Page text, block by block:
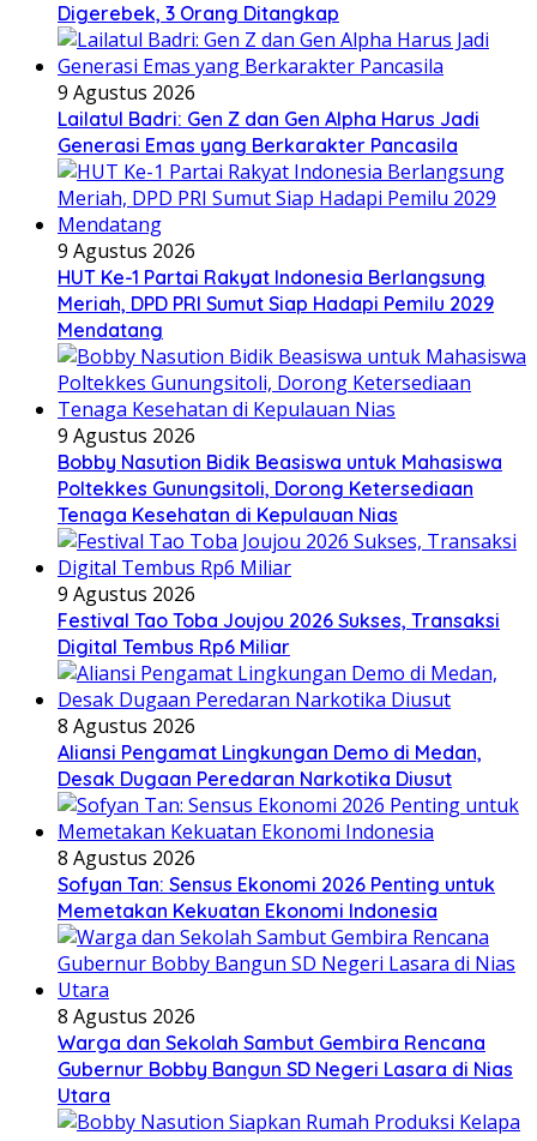
Digerebek, 3 Orang Ditangkap
9 Agustus 2026
Lailatul Badri: Gen Z dan Gen Alpha Harus Jadi
Generasi Emas yang Berkarakter Pancasila
9 Agustus 2026
HUT Ke-1 Partai Rakyat Indonesia Berlangsung
Meriah, DPD PRI Sumut Siap Hadapi Pemilu 2029
Mendatang
9 Agustus 2026
Bobby Nasution Bidik Beasiswa untuk Mahasiswa
Poltekkes Gunungsitoli, Dorong Ketersediaan
Tenaga Kesehatan di Kepulauan Nias
9 Agustus 2026
Festival Tao Toba Joujou 2026 Sukses, Transaksi
Digital Tembus Rp6 Miliar
8 Agustus 2026
Aliansi Pengamat Lingkungan Demo di Medan,
Desak Dugaan Peredaran Narkotika Diusut
8 Agustus 2026
Sofyan Tan: Sensus Ekonomi 2026 Penting untuk
Memetakan Kekuatan Ekonomi Indonesia
8 Agustus 2026
Warga dan Sekolah Sambut Gembira Rencana
Gubernur Bobby Bangun SD Negeri Lasara di Nias
Utara